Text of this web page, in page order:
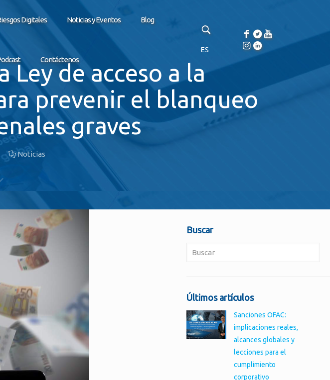
Digitales Noticias y Eventos Blog
Contáctenos
ES
Ley de acceso a la
prevenir el blanqueo
graves
Noticias
Buscar
Últimos artículos
Sanciones OFAC:
implicaciones reales,
alcances globales y
lecciones para el
cumplimiento
corporativo